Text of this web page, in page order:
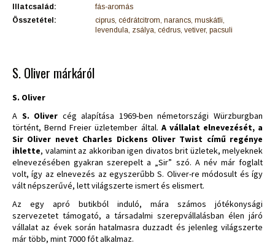
Illatcsalád:
fás-aromás
Összetétel:
ciprus, cédrátcitrom, narancs, muskátli,
levendula, zsálya, cédrus, vetiver, pacsuli
S. Oliver márkáról
S. Oliver
A S. Oliver cég alapítása 1969-ben németországi Würzburgban
történt, Bernd Freier üzletember által. A vállalat elnevezését, a
Sir Oliver nevet Charles Dickens Oliver Twist című regénye
ihlette, valamint az akkoriban igen divatos brit üzletek, melyeknek
elnevezésében gyakran szerepelt a „Sir” szó. A név már foglalt
volt, így az elnevezés az egyszerűbb S. Oliver-re módosult és így
vált népszerűvé, lett világszerte ismert és elismert.
Az egy apró butikból induló, mára számos jótékonysági
szervezetet támogató, a társadalmi szerepvállalásban élen járó
vállalat az évek során hatalmasra duzzadt és jelenleg világszerte
már több, mint 7000 főt alkalmaz.